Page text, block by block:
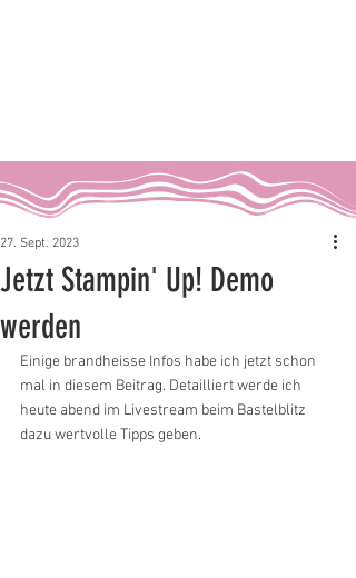
Jetzt Stampin' Up! Demo
werden
27. Sept. 2023
Einige brandheisse Infos habe ich jetzt schon
mal in diesem Beitrag. Detailliert werde ich
heute abend im Livestream beim Bastelblitz
dazu wertvolle Tipps geben.